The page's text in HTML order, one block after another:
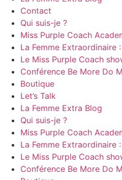
Contact
Qui suis-je ?
Miss Purple Coach
La Femme Extraordinaire
Le Miss Purple Coach
Conférence Be More Do
Boutique
Let’s Talk
La Femme Extra Blog
Qui suis-je ?
Miss Purple Coach
La Femme Extraordinaire
Le Miss Purple Coach
Conférence Be More Do